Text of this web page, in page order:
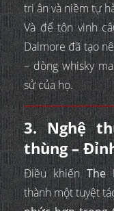
tri ân và niềm tự
Và để tôn vinh
Dalmore đã tạo
– dòng whisky
sử của họ.
3. Nghệ
thùng –
Điều khiếnThe
thành một tuyệt